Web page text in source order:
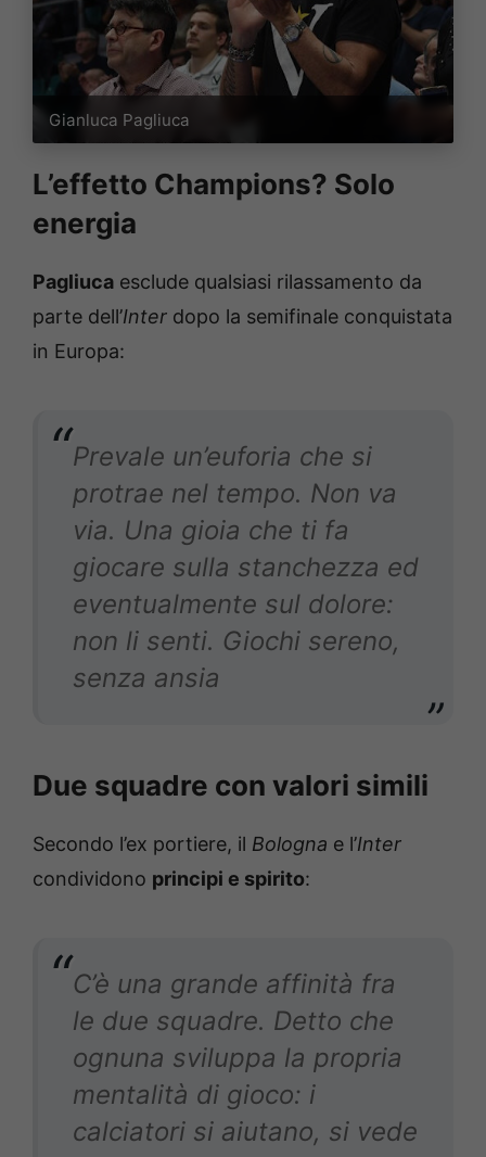
Gianluca Pagliuca
L’effetto Champions? Solo
energia
Pagliuca esclude qualsiasi rilassamento da
parte dell’Inter dopo la semifinale conquistata
in Europa:
Prevale un’euforia che si
protrae nel tempo. Non va
via. Una gioia che ti fa
giocare sulla stanchezza ed
eventualmente sul dolore:
non li senti. Giochi sereno,
senza ansia
Due squadre con valori simili
Secondo l’ex portiere, il Bologna e l’Inter
condividono principi e spirito:
C’è una grande affinità fra
le due squadre. Detto che
ognuna sviluppa la propria
mentalità di gioco: i
calciatori si aiutano, si vede